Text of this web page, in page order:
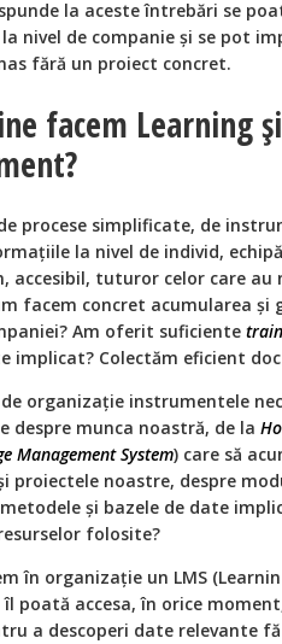
la aceste întrebări se
nivel de companie şi se pot
fără un proiect concret.
facem Learning
procese simplificate, de
la nivel de individ,
accesibil, tuturor celor care au
facem concret acumularea
Am oferit suficiente
implicat? Colectăm eficient
organizaţie instrumentele
despre munca noastră, de la
Management System) care să
proiectele noastre, despre
și bazele de date
folosite?
în organizație un LMS
poată accesa, în orice
a descoperi date relevante